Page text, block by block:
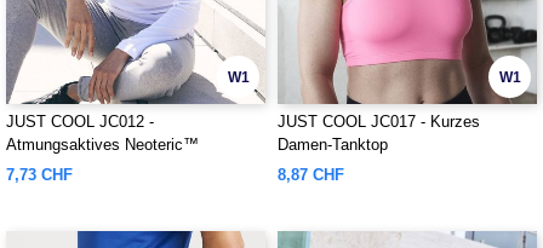
W1
JUST COOL JC012 -
Atmungsaktives Neoteric™
Langarm-T-Shirt für Damen
7,73 CHF
W1
JUST COOL JC017 - Kurzes
Damen-Tanktop
8,87 CHF